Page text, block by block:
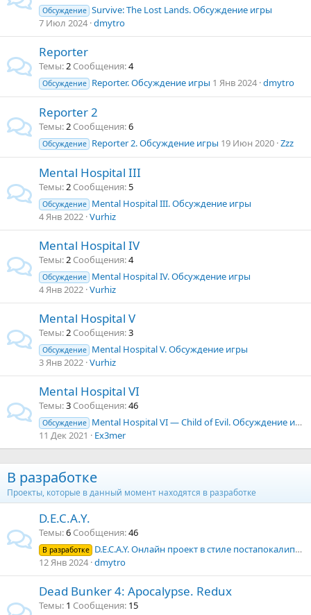
Обсуждение Survive: The Lost Lands. Обсуждение игры
7 Июл 2024 dmytro
Reporter
Темы 2 Сообщения 4
Обсуждение Reporter. Обсуждение игры 1 Янв 2024 dmytro
Reporter 2
Темы 2 Сообщения 6
Обсуждение Reporter 2. Обсуждение игры 19 Июн 2020 Zzz
Mental Hospital III
Темы 2 Сообщения 5
Обсуждение Mental Hospital III. Обсуждение игры
4 Янв 2022 Vurhiz
Mental Hospital IV
Темы 2 Сообщения 4
Обсуждение Mental Hospital IV. Обсуждение игры
4 Янв 2022 Vurhiz
Mental Hospital V
Темы 2 Сообщения 3
Обсуждение Mental Hospital V. Обсуждение игры
3 Янв 2022 Vurhiz
Mental Hospital VI
Темы 3 Сообщения 46
Обсуждение Mental Hospital VI — Child of Evil. Обсуждение игры
11 Дек 2021
Ex3mer
В разработке
Проекты, которые в данный момент находятся в разработке
D.E.C.A.Y.
Темы 6 Сообщения 46
В разработке D.E.C.A.Y. Онлайн проект в стиле постапокалипсис
12 Янв 2024 dmytro
Dead Bunker 4: Apocalypse. Redux
Темы 1 Сообщения 15